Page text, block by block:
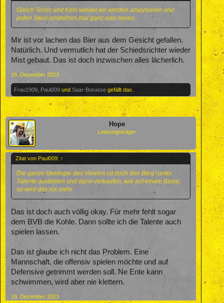
Gleich Terzic und Kehl wieder,wir werden analysieren und
jeden Stein umdrehen,mal ganz was neues.
Mir ist vor lachen das Bier aus dem Gesicht gefallen.
Natürlich. Und vermutlich hat der Schiedsrichter wieder
Mist gebaut. Das ist doch inzwischen alles lächerlich.
19. Dezember 2023
Frau1909 Paul009 und Saar-Borusse gefällt das.
Hope
Leistungsträger
Zitat von Paul009: ↑
Die ganze Ideologie des Vereins ist doch den Berg runter.
Talente ausbilden und dann verkaufen, wie auf einem Basar,
so wird das nix mehr
Das ist doch auch völlig okay. Für mehr fehlt sogar
dem BVB die Kohle. Dann sollte ich die Talente auch
spielen lassen.
Das ist glaube ich nicht das Problem. Eine
Mannschaft, die offensiv spielen möchte und auf
Defensive getrimmt werden soll. Ne Ente kann
schwimmen, wird aber nie klettern.
19. Dezember 2023